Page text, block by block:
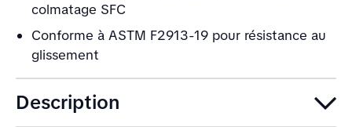
colmatage SFC
Conforme à ASTM F2913-19 pour résistance au
glissement
Description